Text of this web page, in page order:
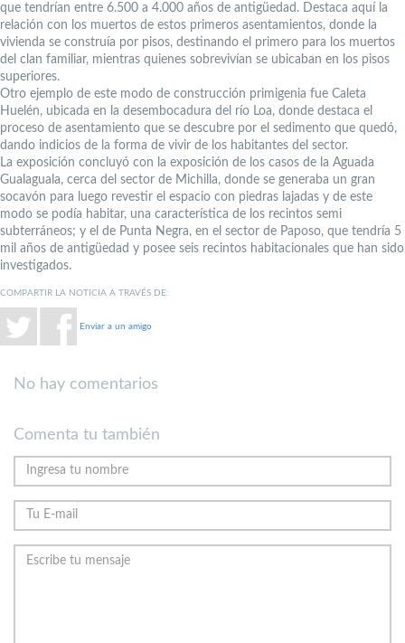
que tendrían entre 6.500 a 4.000 años de antigüedad. Destaca aquí la
relación con los muertos de estos primeros asentamientos, donde la
vivienda se construía por pisos, destinando el primero para los muertos
del clan familiar, mientras quienes sobrevivían se ubicaban en los pisos
superiores.
Otro ejemplo de este modo de construcción primigenia fue Caleta
Huelén, ubicada en la desembocadura del río Loa, donde destaca el
proceso de asentamiento que se descubre por el sedimento que quedó,
dando indicios de la forma de vivir de los habitantes del sector.
La exposición concluyó con la exposición de los casos de la Aguada
Gualaguala, cerca del sector de Michilla, donde se generaba un gran
socavón para luego revestir el espacio con piedras lajadas y de este
modo se podía habitar, una característica de los recintos semi
subterráneos; y el de Punta Negra, en el sector de Paposo, que tendría 5
mil años de antigüedad y posee seis recintos habitacionales que han sido
investigados.
COMPARTIR LA NOTICIA A TRAVÉS DE:
Enviar a un amigo
No hay comentarios
Comenta tu también